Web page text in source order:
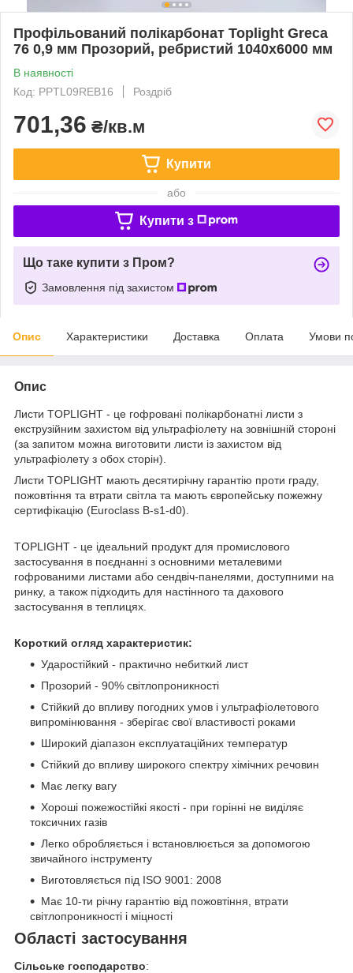
Профільований полікарбонат Toplight Greca
76 0,9 мм Прозорий, ребристий 1040x6000 мм
В наявності
Код: PPTL09REB16
Роздріб
701,36 ₴/кв.м
Купити
або
Купити з
Що таке купити з Пром?
Замовлення під захистом
Опис Характеристики Доставка Оплата Умови
Опис
Листи TOPLIGHT - це гофровані полікарбонатні листи з
екструзійним захистом від ультрафіолету на зовнішній стороні
(за запитом можна виготовити листи із захистом від
ультрафіолету з обох сторін).
Листи TOPLIGHT мають десятирічну гарантію проти граду,
пожовтіння та втрати світла та мають європейську пожежну
сертифікацію (Euroclass B-s1-d0).
TOPLIGHT - це ідеальний продукт для промислового
застосування в поєднанні з основними металевими
гофрованими листами або сендвіч-панелями, доступними на
ринку, а також підходить для настінного та дахового
застосування в теплицях.
Короткий огляд характеристик:
Ударостійкий - практично небиткий лист
Прозорий - 90% світлопроникності
Стійкий до впливу погодних умов і ультрафіолетового
випромінювання - зберігає свої властивості роками
Широкий діапазон експлуатаційних температур
Стійкий до впливу широкого спектру хімічних речовин
Має легку вагу
Хороші пожежостійкі якості - при горінні не виділяє
токсичних газів
Легко обробляється і встановлюється за допомогою
звичайного інструменту
Виготовляється під ISO 9001: 2008
Має 10-ти річну гарантію від пожовтіння, втрати
світлопроникності і міцності
Області застосування
Сільське господарство: